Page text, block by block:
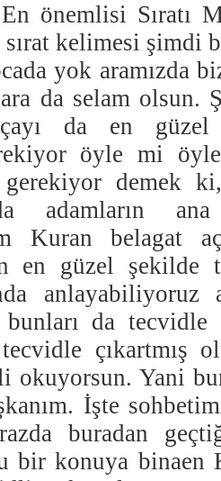
önemlisi Sıratı
kelimesi şimdi
yok aramızda
da selam olsun.
da en güzel
öyle mi
demek
adamların
Kuran belagat
en güzel
anlayabiliyoruz
da tecvidle
çıkartmış
okuyorsun. Yani
İşte
buradan
bir konuya binaen